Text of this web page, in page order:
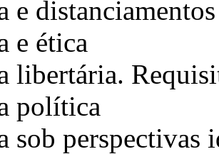
e
e ética
libertária.
política
sob perspectivas